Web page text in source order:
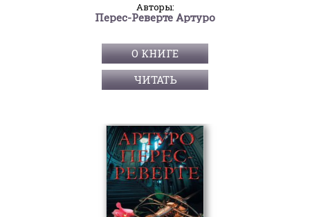
Авторы:
Перес-Реверте Артуро
О КНИГЕ
ЧИТАТЬ